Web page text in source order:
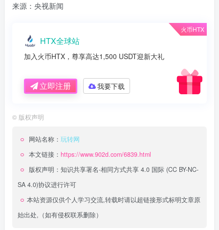
来源：央视新闻
火币HTX
HTX全球站
加入火币HTX，尊享高达1,500 USDT迎新大礼
立即注册 我要下载
© 版权声明
网站名称： 玩转网
本文链接： https://www.902d.com/6839.html
版权声明： 知识共享署名-相同方式共享 4.0 国际 (CC BY-NC-
SA 4.0)协议进行许可
本站资源仅供个人学习交流,转载时请以超链接形式标明文章原
始出处,（如有侵权联系删除）